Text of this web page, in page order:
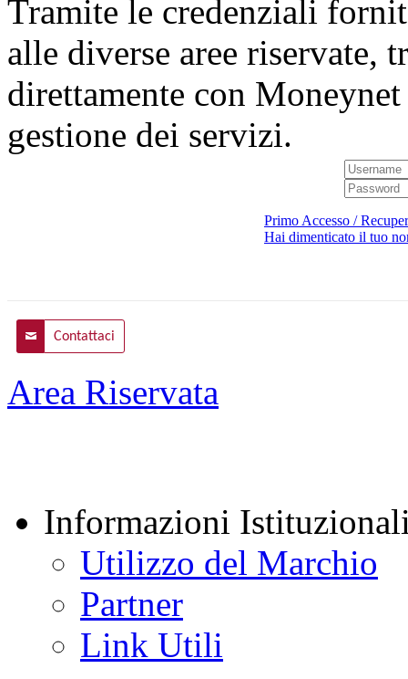
Tramite le credenziali
alle diverse aree riservate,
direttamente con
gestione dei servizi.
Primo Accesso /
Hai dimenticato il tuo
Contattaci
Area Riservata
Informazioni
Utilizzo del Marchio
Partner
Link Utili